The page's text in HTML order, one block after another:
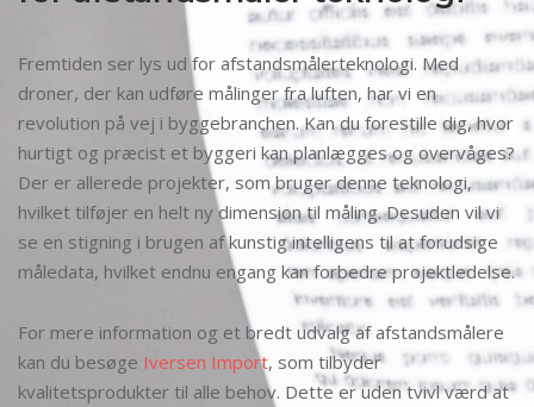
Fremtiden ser lys ud for afstandsmålerteknologi. Med
droner, der kan udføre målinger fra luften, har vi en
revolution på vej i byggebranchen. Kan du forestille dig, hvor
hurtigt og præcist et byggeri kan planlægges og overvåges?
Der er allerede projekter, som bruger denne teknologi,
hvilket tilføjer en helt ny dimension til måling. Desuden vil vi
se en stigning i brugen af kunstig intelligens til at forudsige
måledata, hvilket endnu engang kan forbedre projektledelse.
For mere information og et bredt udvalg af afstandsmålere
kan du besøge Iversen Import, som tilbyder
kvalitetsprodukter til alle behov. Dette er uden tvivl værd at